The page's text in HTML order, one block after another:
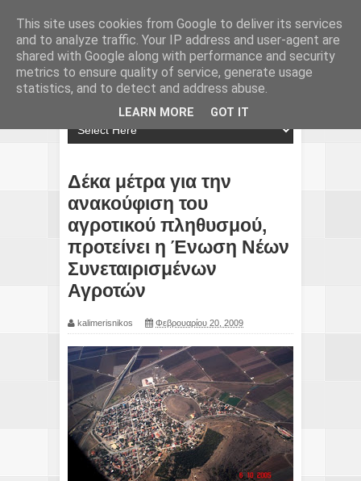
Δέκα μέτρα για την
ανακούφιση του
αγροτικού πληθυσμού,
προτείνει η Ένωση Νέων
Συνεταιρισμένων
Αγροτών
kalimerisnikos Φεβρουαρίου 20, 2009
This site uses cookies from Google to deliver its services
and to analyze traffic. Your IP address and user-agent are
shared with Google along with performance and security
metrics to ensure quality of service, generate usage
statistics, and to detect and address abuse.
LEARN MORE GOT IT